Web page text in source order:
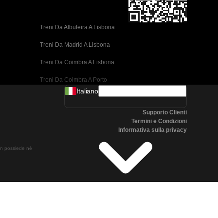
Treni Da Albufeira A Lisbona
Treni Da Madrid A Lisbona
Treni Da Coimbra A Lisbona
Treni Da Coimbra A Porto
Treni Da Valencia A Barcellona
Treni Da Malaga A Madrid
possiede né
Italiano
Supporto Clienti
Termini e Condizioni
Informativa sulla privacy